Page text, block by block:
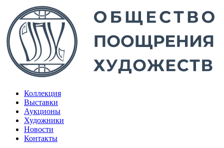
Коллекция
Выставки
Аукционы
Художники
Новости
Контакты